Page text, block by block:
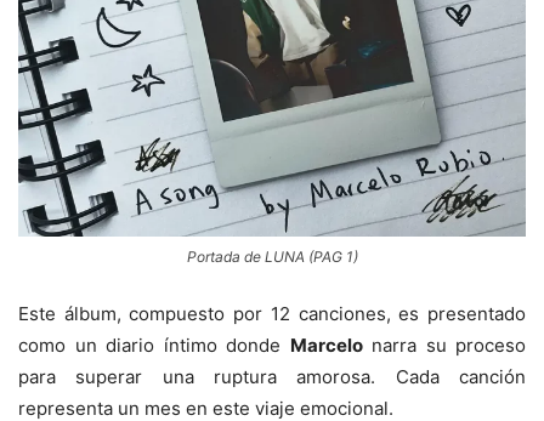
Portada de LUNA (PAG 1)
Este álbum, compuesto por 12 canciones, es presentado
como un diario íntimo donde Marcelonarra su proceso
para superar una ruptura amorosa. Cada canción
representa un mes en este viaje emocional.